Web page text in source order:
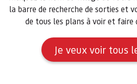
la barre de recherche de sorties et
de tous les plans à voir et faire
Je veux voir tous